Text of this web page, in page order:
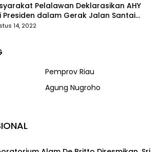
Pelalawan Deklarasikan AHY
Presiden dalam Gerak Jalan Santai
Demokrat
14, 2022
Pemprov Riau
Agung Nugroho